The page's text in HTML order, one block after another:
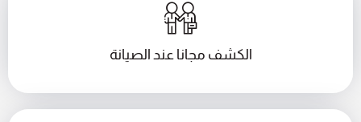
الكشف مجانا عند الصيانة